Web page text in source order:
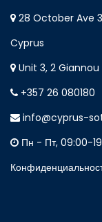
28 October Ave
Cyprus
Unit 3, 2
+357 26 080180
info@cyprus-
Пн - Пт, 09:00-